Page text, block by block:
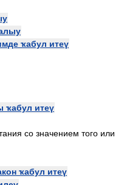
ҡабул итеү
ҡабул итеү
со значением того или
ҡабул итеү